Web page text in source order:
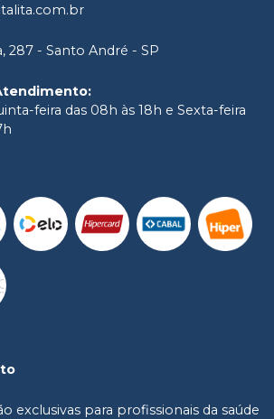
287 - Santo André - SP
:
feira das 08h às 18h e Sexta-feira
exclusivas para profissionais da saúde